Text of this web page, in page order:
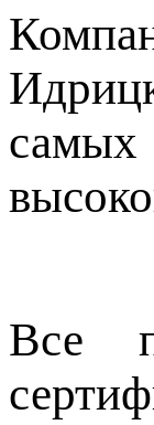
Все